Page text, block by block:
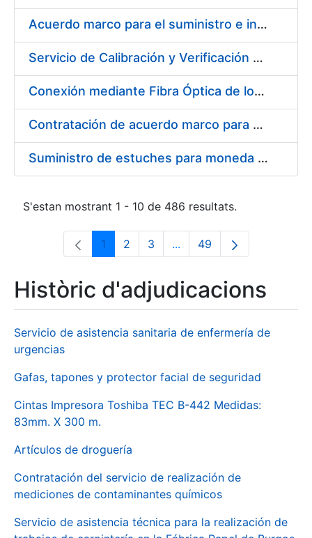
Acuerdo marco para el suministro e instalación de persianas, estores y otros complementos
Servicio de Calibración y Verificación Externa de los Equipos de Medición del Servicio de Prevención de la FNMT-RCM
Conexión mediante Fibra Óptica de los Centros de Proceso de Datos (CPDs) de las sedes de la FNMT-RCM de Burgos y Madrid
Contratación de acuerdo marco para el Suministro de Material de Electricidad para la Fábrica Nacional de Moneda y Timbre-Real Casa de la Moneda en su centro de trabajo de Burgos
Suministro de estuches para moneda de 30 €
S'estan mostrant 1 - 10 de 486 resultats.
Pàgina
1 Pàgina
2 Pàgina
3 ...Pàgines intermèdies
Pàgina
49
Històric d'adjudicacions
Servicio de asistencia sanitaria de enfermería de
urgencias
Gafas, tapones y protector facial de seguridad
Cintas Impresora Toshiba TEC B-442 Medidas:
83mm. X 300 m.
Artículos de droguería
Contratación del servicio de realización de
mediciones de contaminantes químicos
Servicio de asistencia técnica para la realización de